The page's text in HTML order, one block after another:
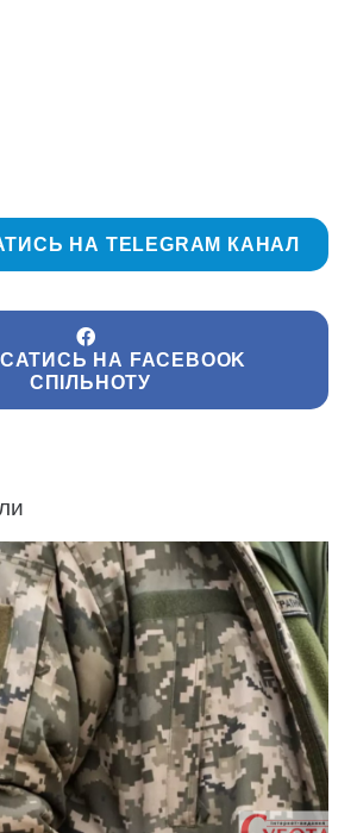
НА TELEGRAM КАНАЛ
НА FACEBOOK
СПІЛЬНОТУ